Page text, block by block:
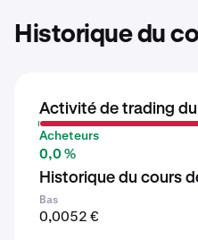
Historique du
Activité de trading
Acheteurs
0,0 %
Historique du cours
Bas
0,0052 €